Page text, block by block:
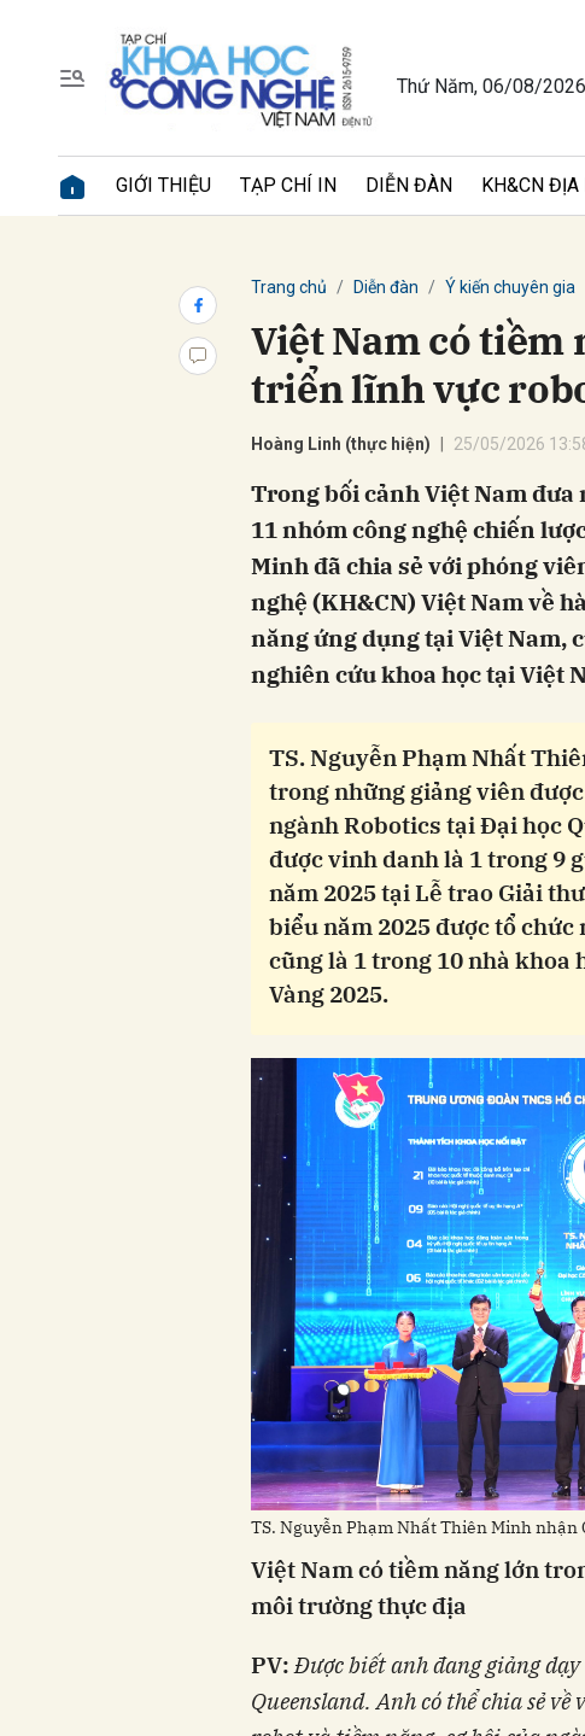
Thứ Năm, 06/08/2026
GIỚI THIỆU TẠP CHÍ IN DIỄN ĐÀN KH&CN ĐỊA
Trang chủ Diễn đàn Ý kiến chuyên gia
Việt Nam có tiềm
triển lĩnh vực
Hoàng Linh (thực hiện) 25/05/2026
Trong bối cảnh Việt Nam đưa
11 nhóm công nghệ chiến
Minh đã chia sẻ với phóng
nghệ (KH&CN) Việt Nam về
năng ứng dụng tại Việt Nam,
nghiên cứu khoa học tại Việt
TS. Nguyễn Phạm Nhất
trong những giảng viên
ngành Robotics tại Đại học
được vinh danh là 1 trong 9
năm 2025 tại Lễ trao Giải
biểu năm 2025 được tổ
cũng là 1 trong 10 nhà khoa
Vàng 2025.
TS. Nguyễn Phạm Nhất Thiên Minh nhận
Việt Nam có tiềm năng lớn
môi trường thực địa
PV:Được biết anh đang giảng
Queensland. Anh có thể chia sẻ